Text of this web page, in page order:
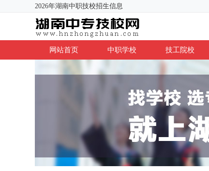
2026年湖南中职技校招生信息
网站首页 中职学校 技工院校